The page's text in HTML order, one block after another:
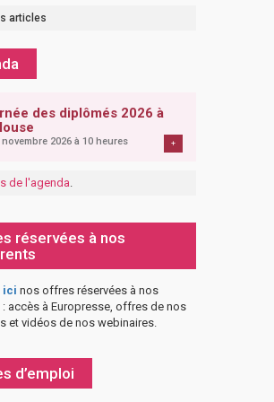
articles
des diplômés 2026 à
novembre 2026 à 10 heures +
de l'agenda.
réservées à nos
ici nos offres réservées à nos
: accès à Europresse, offres de nos
et vidéos de nos webinaires.
d’emploi